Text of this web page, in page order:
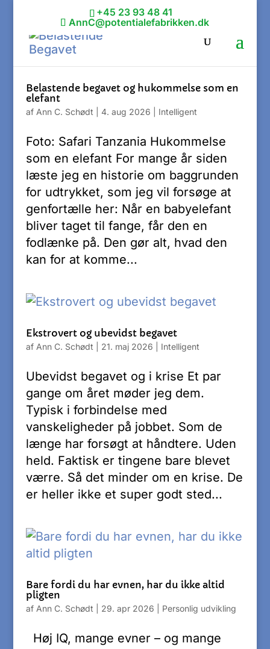
+45 23 93 48 41
AnnC@potentialefabrikken.dk
Belastende begavet og hukommelse som en
elefant
af Ann C. Schødt 4. aug 2026 Intelligent
Foto: Safari Tanzania Hukommelse
som en elefant For mange år siden
læste jeg en historie om baggrunden
for udtrykket, som jeg vil forsøge at
genfortælle her: Når en babyelefant
bliver taget til fange, får den en
fodlænke på. Den gør alt, hvad den
kan for at komme...
Ekstrovert og ubevidst begavet
af Ann C. Schødt 21. maj 2026 Intelligent
Ubevidst begavet og i krise Et par
gange om året møder jeg dem.
Typisk i forbindelse med
vanskeligheder på jobbet. Som de
længe har forsøgt at håndtere. Uden
held. Faktisk er tingene bare blevet
værre. Så det minder om en krise. De
er heller ikke et super godt sted...
Bare fordi du har evnen, har du ikke altid
pligten
af Ann C. Schødt 29. apr 2026 Personlig udvikling
Høj IQ, mange evner – og mange